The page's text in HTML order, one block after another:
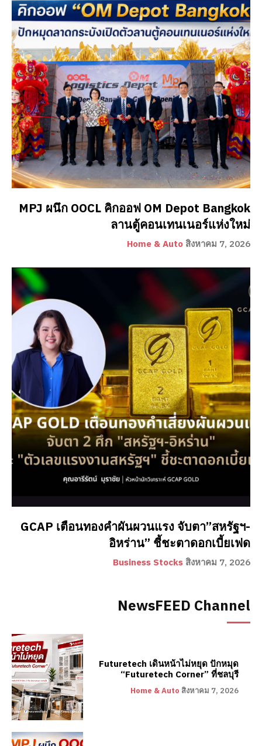
MPJ ผนึก OOCL คิกออฟ OM Depot Bangkok
ลานตู้คอนเทนเนอร์แห่งใหม่
Home & Auto สิงหาคม 7, 2026
GCAP เตือนทองคำผันผวนแรง จับตา”สหรัฐฯ-
อิหร่าน” ชี้ชะตาดอกเบี้ยเฟด
Business Stocks สิงหาคม 7, 2026
NewsFEED Channel
Futuretech เดินหน้าไม่หยุด ปักหมุด
“Futuretech Corner” ที่ชลบุรี
Home & Auto สิงหาคม 7, 2026